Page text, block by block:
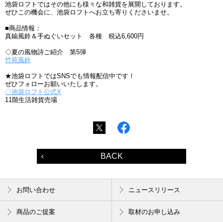
池袋ロフトではその他にも様々な和雑貨を展開しております。
ぜひこの機会に、池袋ロフトへお立ち寄りくださいませ。
■商品情報：
真鍮風鈴＆手ぬぐいセット 各種 税込6,600円
◇夏の風物詩ご紹介 第5弾
竹苑風鈴
★池袋ロフトではSNSでも情報配信中です！
ぜひフォローお願いいたします。
◇池袋ロフト公式X
11階生活雑貨売場
BACK
お問い合わせ ニュースリリース
商品のご提案 取材のお申し込み